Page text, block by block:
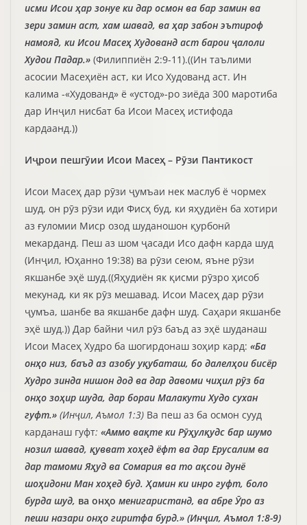
исми Исои ҳар зонуе ки дар осмон ва бар замин ва
зери замин аст, хам шавад, ва ҳар забон эътироф
намояд, ки Исои Масеҳ Худованд аст барои ҷалоли
Худои Падар.» (Филиппиён 2:9-11).((Ин таълими
асосии Масеҳиён аст, ки Исо Худованд аст. Ин
калима -«Худованд» ё «устод»-ро зиёда 300 маротиба
дар Инҷил нисбат ба Исои Масеҳ истифода
кардаанд.))
Иҷрои пешгӯии Исои Масеҳ – Рӯзи Пантикост
Исои Масеҳ дар рӯзи ҷумъаи нек маслуб ё чормех
шуд, он рӯз рӯзи иди Фисҳ буд, ки яҳудиён ба хотири
аз ғуломии Миср озод шуданошон қурбонӣ
мекарданд. Пеш аз шом ҷасади Исо дафн карда шуд
(Инҷил, Юҳанно 19:38) ва рӯзи сеюм, яъне рӯзи
якшанбе эҳё шуд.((Яҳудиён як қисми рӯзро ҳисоб
мекунад, ки як рӯз мешавад. Исои Масеҳ дар рӯзи
ҷумъа, шанбе ва якшанбе дафн шуд. Саҳари якшанбе
эҳё шуд.)) Дар байни чил рӯз баъд аз эҳё шуданаш
Исои Масеҳ Худро ба шогирдонаш зоҳир кард: «Ба
онҳо низ, баъд аз азобу уқубаташ, бо далелҳои бисёр
Худро зинда нишон дод ва дар давоми чиҳил рӯз ба
онҳо зоҳир шуда, дар бораи Малакути Худо сухан
гуфт.» (Инҷил, Аъмол 1:3) Ва пеш аз ба осмон сууд
карданаш гуфт: «Аммо вақте ки Рӯҳулқудс бар шумо
нозил шавад, қувват хоҳед ёфт ва дар Ерусалим ва
дар тамоми Яҳуд ва Сомария ва то ақсои дунё
шоҳидони Ман хоҳед буд. Ҳамин ки инро гуфт, боло
бурда шуд, ва онҳо менигаристанд, ва абре Ӯро аз
пеши назари онҳо гиритфа бурд.» (Инҷил, Аъмол 1:8-9)